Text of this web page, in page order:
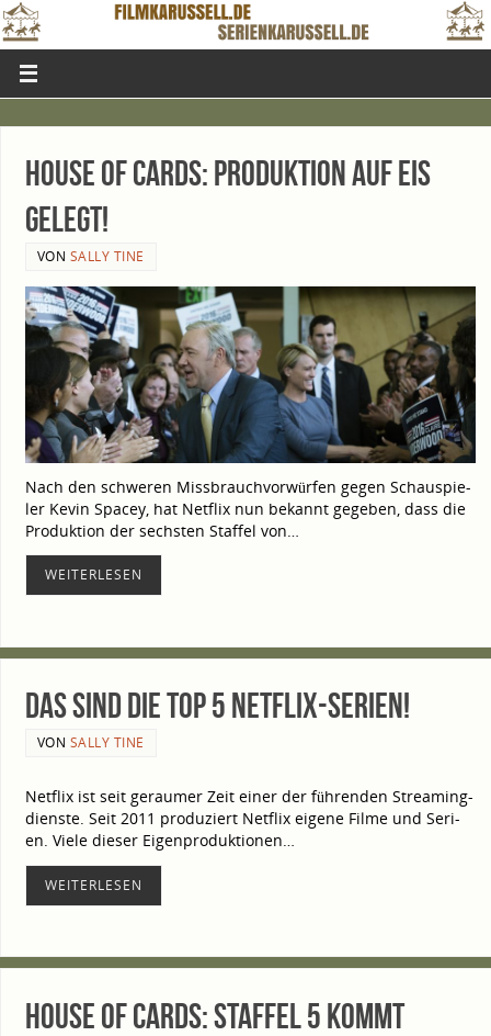
House of Cards: Pro­duk­ti­on auf Eis
gelegt!
VON SALLY TINE
Nach den schwe­ren Miss­brauch­vor­wür­fen gegen Schau­spie­
ler Kevin Spacey, hat Net­flix nun bekannt gege­ben, dass die
Pro­duk­ti­on der sechs­ten Staf­fel von…
WEI­TER­LE­SEN
Das sind die Top 5 Netflix-Serien!
VON SALLY TINE
Net­flix ist seit gerau­mer Zeit einer der füh­ren­den Strea­ming­
diens­te. Seit 2011 pro­du­ziert Net­flix eige­ne Fil­me und Seri­
en. Vie­le die­ser Eigen­pro­duk­tio­nen…
WEI­TER­LE­SEN
House of Cards: Staf­fel 5 kommt